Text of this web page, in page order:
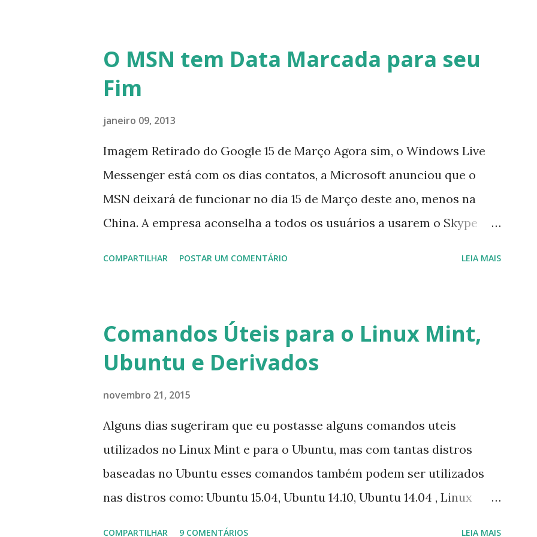
O MSN tem Data Marcada para seu
Fim
janeiro 09, 2013
Imagem Retirado do Google 15 de Março Agora sim, o Windows Live
Messenger está com os dias contatos, a Microsoft anunciou que o
MSN deixará de funcionar no dia 15 de Março deste ano, menos na
China. A empresa aconselha a todos os usuários a usarem o Skype
notificação). Acho o Skype melhor que o Windows Live (assim como
muitos profissionais de TI) , mesmo na versão para Linux, claro,
sempre existem outras opções e o Pidgin, que se mostra como opção.
COMPARTILHAR POSTAR UM COMENTÁRIO LEIA MAIS
Comandos Úteis para o Linux Mint,
Ubuntu e Derivados
novembro 21, 2015
Alguns dias sugeriram que eu postasse alguns comandos uteis
utilizados no Linux Mint e para o Ubuntu, mas com tantas distros
baseadas no Ubuntu esses comandos também podem ser utilizados
nas distros como: Ubuntu 15.04, Ubuntu 14.10, Ubuntu 14.04 , Linux
COMPARTILHAR 9 COMENTÁRIOS LEIA MAIS